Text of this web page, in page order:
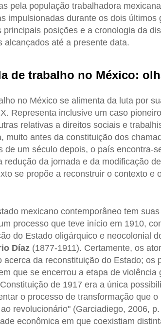
pela população trabalhadora
impulsionadas durante os dois últimos
posições e a cronologia da
alcançados até a presente data.
de trabalho no México:
no México se alimenta da luta por
Representa inclusive um caso
relativas a direitos sociais e
muito antes da constituição dos
de um século depois, o país encontra-
redução da jornada e da modificação
se propõe a reconstruir o contexto e
mexicano contemporâneo tem
processo que teve início em 1910,
do Estado oligárquico e neocolonial
Díaz(1877-1911). Certamente, os
da reconstituição do Estado; os
que se encerrou a etapa de violência
de 1917 era a única
o processo de transformação que
revolucionário" (Garciadiego, 2006,
econômica em que coexistiam